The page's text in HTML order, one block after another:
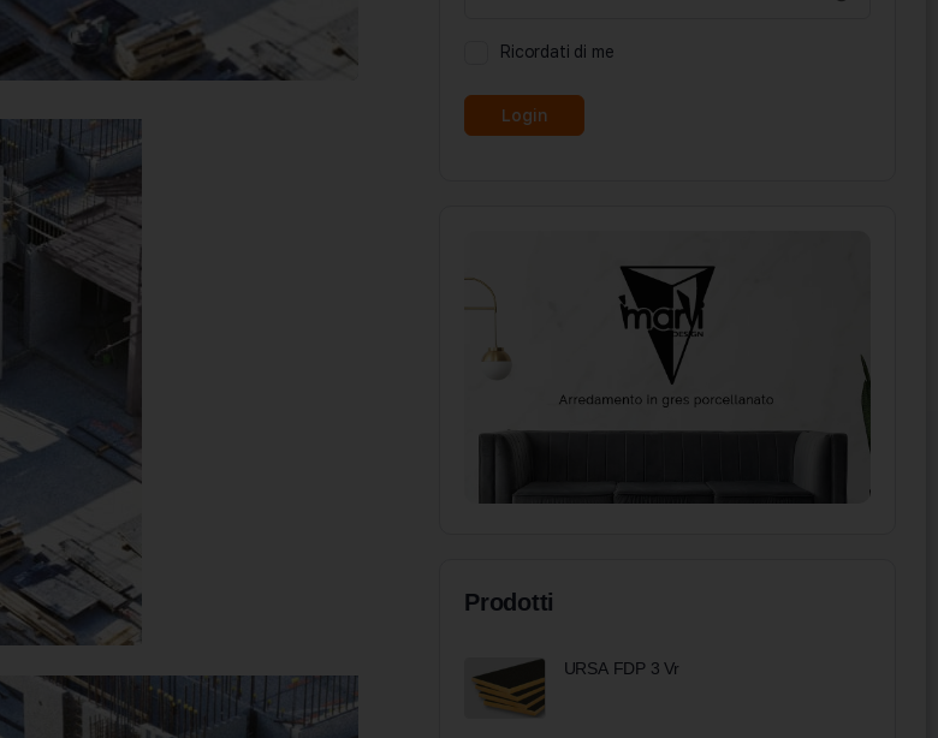
Ricordati di me
Prodotti
URSA FDP 3 Vr